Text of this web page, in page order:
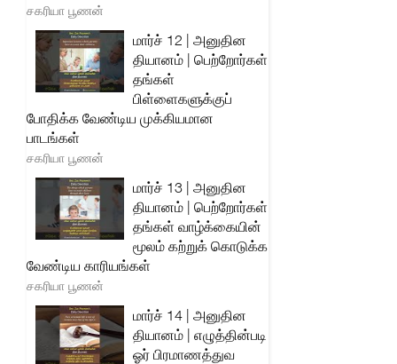
சகரியா பூணன்
மார்ச் 12 | அனுதின
தியானம் | பெற்றோர்கள்
தங்கள்
பிள்ளைகளுக்குப்
போதிக்க வேண்டிய முக்கியமான
பாடங்கள்
சகரியா பூணன்
மார்ச் 13 | அனுதின
தியானம் | பெற்றோர்கள்
தங்கள் வாழ்க்கையின்
மூலம் கற்றுக் கொடுக்க
வேண்டிய காரியங்கள்
சகரியா பூணன்
மார்ச் 14 | அனுதின
தியானம் | எழுத்தின்படி
ஓர் பிரமாணத்துவ